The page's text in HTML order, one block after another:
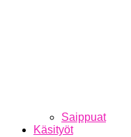
Saippuat
Käsityöt